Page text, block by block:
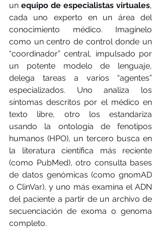
un equipo de especialistas virtuales,
cada uno experto en un área del
conocimiento médico. Imagínelo
como un centro de control donde un
“coordinador” central, impulsado por
un potente modelo de lenguaje,
delega tareas a varios “agentes”
especializados. Uno analiza los
síntomas descritos por el médico en
texto libre, otro los estandariza
usando la ontología de fenotipos
humanos (HPO), un tercero busca en
la literatura científica más reciente
(como PubMed), otro consulta bases
de datos genómicas (como gnomAD
o ClinVar), y uno más examina el ADN
del paciente a partir de un archivo de
secuenciación de exoma o genoma
completo.